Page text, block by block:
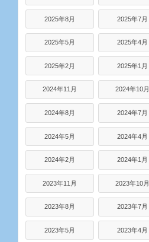
2025年8月 2025年7月
2025年5月 2025年4月
2025年2月 2025年1月
2024年11月 2024年10月
2024年8月 2024年7月
2024年5月 2024年4月
2024年2月 2024年1月
2023年11月 2023年10月
2023年8月 2023年7月
2023年5月 2023年4月